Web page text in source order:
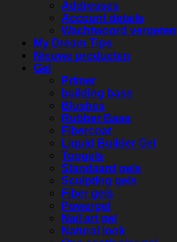
Addresses
Account details
Wachtwoord vergeten
My Dream Tips
Nieuwe producten
Gel
Primer
building base
Blushes
Rubber Base
Fibercoat
Liquid Builder Gel
Topgels
Standaard gels
Sculpting gels
Fiber gels
Powergel
Nail art gel
Natural look